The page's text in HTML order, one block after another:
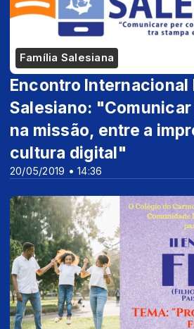
Família Salesiana
20/05/2019 • 14:36
Encontro Internacional
Salesiano:
na missão, entre a
cultura digital"